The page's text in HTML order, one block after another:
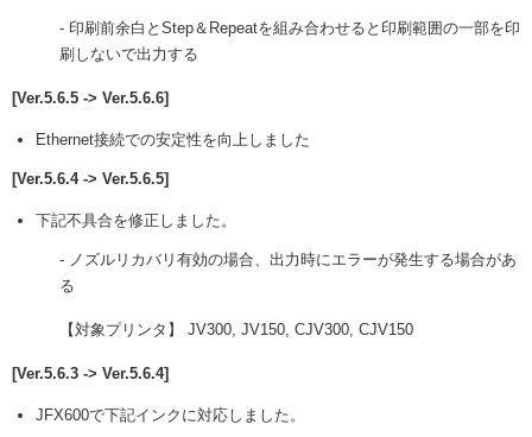
- 印刷前余白とStep＆Repeatを組み合わせると印刷範囲の一部を印
刷しないで出力する
[Ver.5.6.5 -> Ver.5.6.6]
Ethernet接続での安定性を向上しました
[Ver.5.6.4 -> Ver.5.6.5]
下記不具合を修正しました。
- ノズルリカバリ有効の場合、出力時にエラーが発生する場合があ
る
【対象プリンタ】 JV300, JV150, CJV300, CJV150
[Ver.5.6.3 -> Ver.5.6.4]
JFX600で下記インクに対応しました。